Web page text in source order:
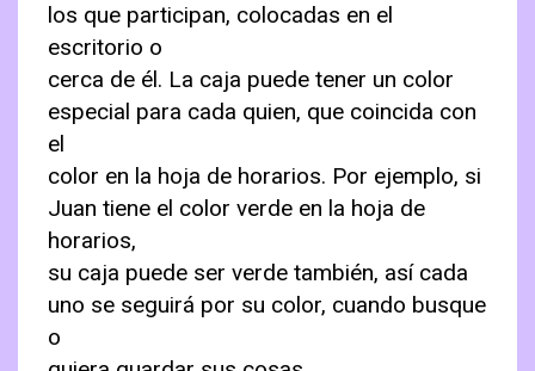
los que participan, colocadas en el
escritorio o
cerca de él. La caja puede tener un color
especial para cada quien, que coincida con
el
color en la hoja de horarios. Por ejemplo, si
Juan tiene el color verde en la hoja de
horarios,
su caja puede ser verde también, así cada
uno se seguirá por su color, cuando busque
o